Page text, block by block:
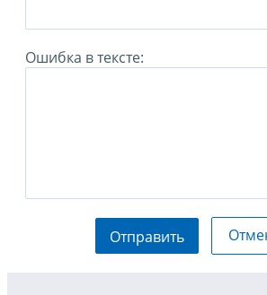
Ошибка в тексте:
Отправить